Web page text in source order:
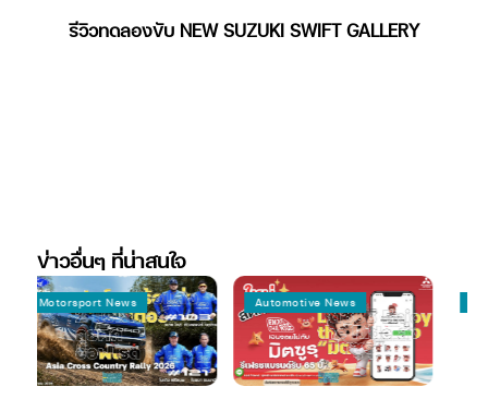
รีวิวทดลองขับ NEW SUZUKI SWIFT GALLERY
ข่าวอื่นๆ ที่น่าสนใจ
News Automotive News